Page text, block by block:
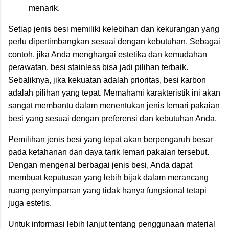
menarik.
Setiap jenis besi memiliki kelebihan dan kekurangan yang
perlu dipertimbangkan sesuai dengan kebutuhan. Sebagai
contoh, jika Anda menghargai estetika dan kemudahan
perawatan, besi stainless bisa jadi pilihan terbaik.
Sebaliknya, jika kekuatan adalah prioritas, besi karbon
adalah pilihan yang tepat. Memahami karakteristik ini akan
sangat membantu dalam menentukan jenis lemari pakaian
besi yang sesuai dengan preferensi dan kebutuhan Anda.
Pemilihan jenis besi yang tepat akan berpengaruh besar
pada ketahanan dan daya tarik lemari pakaian tersebut.
Dengan mengenal berbagai jenis besi, Anda dapat
membuat keputusan yang lebih bijak dalam merancang
ruang penyimpanan yang tidak hanya fungsional tetapi
juga estetis.
Untuk informasi lebih lanjut tentang penggunaan material